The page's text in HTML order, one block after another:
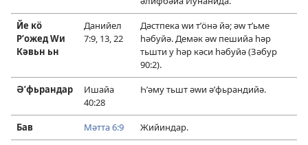
Йе кӧ
Рʹожед Ԝи
Кәвьн ьн
Данийел
7:9, 13,22
Дәстпека ԝи тʹӧнә йә; әԝ тʹьме
һәбуйә. Демәк әԝ пешийа һәр
тьшти у һәр кәси һәбуйә (Зәбур
90:2).
Әʹфьрандар
Ишайа
40:28
Һʹәму тьшт әԝи әʹфьрандийә.
Бав Мәтта 6:9
Жийиндар.